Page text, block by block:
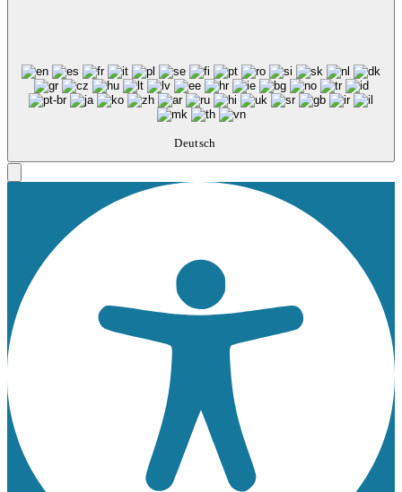
Deutsch